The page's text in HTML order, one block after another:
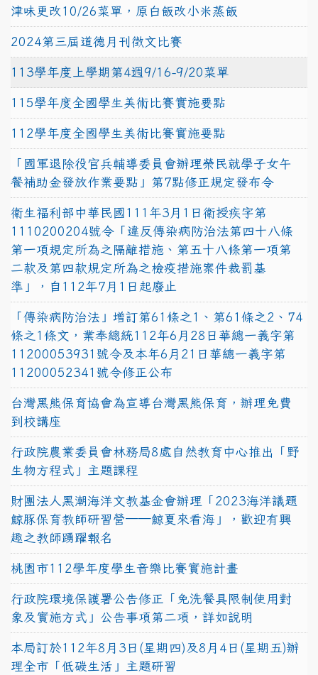
津味更改10/26菜單，原白飯改小米蒸飯
2024第三屆道德月刊徵文比賽
113學年度上學期第4週9/16-9/20菜單
115學年度全國學生美術比賽實施要點
112學年度全國學生美術比賽實施要點
「國軍退除役官兵輔導委員會辦理榮民就學子女午
餐補助金發放作業要點」第7點修正規定發布令
衛生福利部中華民國111年3月1日衛授疾字第
1110200204號令「違反傳染病防治法第四十八條
第一項規定所為之隔離措施、第五十八條第一項第
二款及第四款規定所為之檢疫措施案件裁罰基
準」，自112年7月1日起廢止
「傳染病防治法」增訂第61條之1、第61條之2、74
條之1條文，業奉總統112年6月28日華總一義字第
11200053931號令及本年6月21日華總一義字第
11200052341號令修正公布
台灣黑熊保育協會為宣導台灣黑熊保育，辦理免費
到校講座
行政院農業委員會林務局8處自然教育中心推出「野
生物方程式」主題課程
財團法人黑潮海洋文教基金會辦理「2023海洋議題
鯨豚保育教師研習營──鯨夏來看海」，歡迎有興
趣之教師踴躍報名
桃園市112學年度學生音樂比賽實施計畫
行政院環境保護署公告修正「免洗餐具限制使用對
象及實施方式」公告事項第二項，詳如說明
本局訂於112年8月3日(星期四)及8月4日(星期五)辦
理全市「低碳生活」主題研習